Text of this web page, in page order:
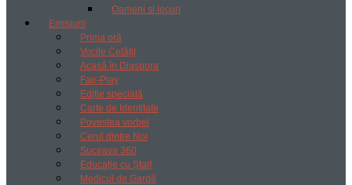
Oameni si locuri
Emisiuni
Prima oră
Vocile Cetății
Acasă în Diaspora
Fair-Play
Ediție specială
Carte de Identitate
Povestea vorbei
Cerul dintre Noi
Suceava 360
Educație cu Ștaif
Medicul de Gardă